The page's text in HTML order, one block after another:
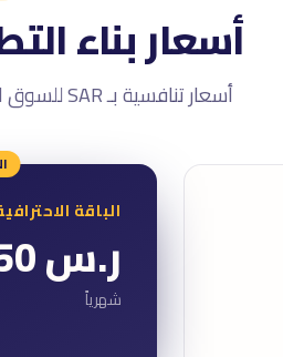
أسعار بناء
أسعار تنافسية بـ SAR للسوق المحلى. كل الباقات شهرية ومتجددة.
الباقة
ر.س 51,750
شهرياً